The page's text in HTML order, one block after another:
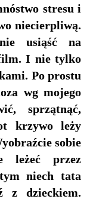
stresu i
niecierpliwą.
usiąść na
I nie tylko
Po prostu
wg mojego
sprzątnąć,
krzywo leży
sobie
leżeć przez
niech tata
z dzieckiem.